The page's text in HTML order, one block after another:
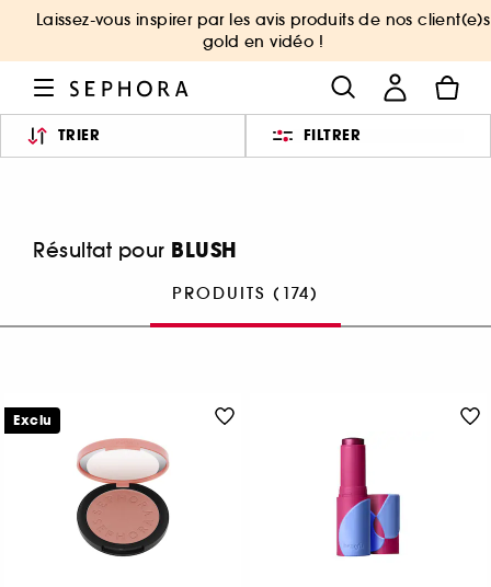
Laissez-vous inspirer par les avis produits de nos client(e)s
gold en vidéo !
TRIER FILTRER
Résultat pour BLUSH
PRODUITS (174)
Exclu